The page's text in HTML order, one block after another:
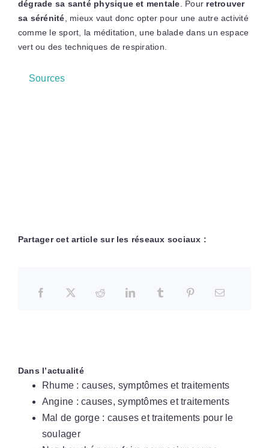
dégrade sa santé physique et mentale . Pour retrouver
sa sérénité , mieux vaut donc opter pour une autre activité
comme le sport, la méditation, une balade dans un espace
vert ou des techniques de respiration.
Sources
Partager cet article sur les réseaux sociaux :
Dans l’actualité
Rhume : causes, symptômes et traitements
Angine : causes, symptômes et traitements
Mal de gorge : causes et traitements pour le
soulager